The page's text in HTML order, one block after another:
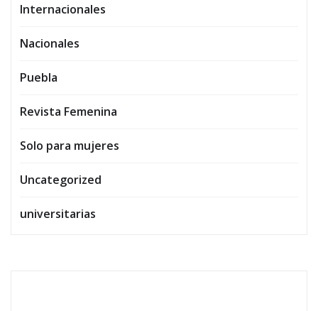
Internacionales
Nacionales
Puebla
Revista Femenina
Solo para mujeres
Uncategorized
universitarias